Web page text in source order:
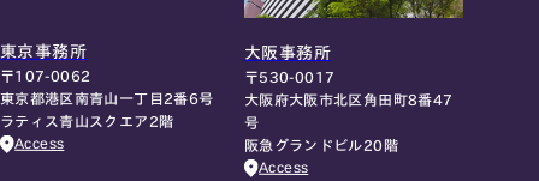
東京事務所
〒107-0062
東京都港区南青山一丁目2番6号
ラティス青山スクエア2階
Access
大阪事務所
〒530-0017
大阪府大阪市北区角田町8番47
号
阪急グランドビル20階
Access